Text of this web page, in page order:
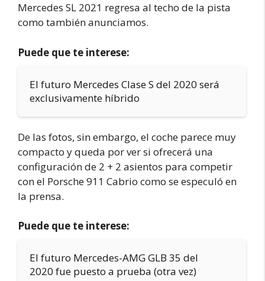
Mercedes SL 2021 regresa al techo de la pista
como también anunciamos.
Puede que te interese:
El futuro Mercedes Clase S del 2020 será
exclusivamente híbrido
De las fotos, sin embargo, el coche parece muy
compacto y queda por ver si ofrecerá una
configuración de 2 + 2 asientos para competir
con el Porsche 911 Cabrio como se especuló en
la prensa.
Puede que te interese:
El futuro Mercedes-AMG GLB 35 del
2020 fue puesto a prueba (otra vez)